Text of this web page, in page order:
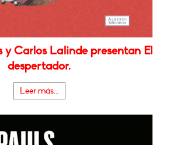
y Carlos Lalinde presentan El
despertador.
Leer más...